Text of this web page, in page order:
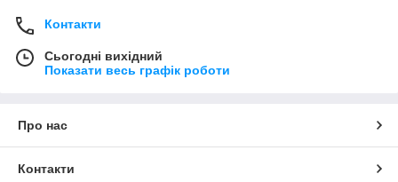
Контакти
Сьогодні вихідний
Показати весь графік роботи
Про нас
Контакти